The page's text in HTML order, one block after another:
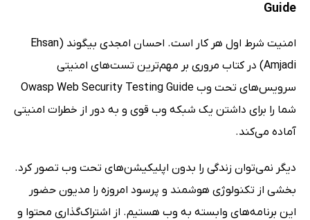
Guide
امنیت شرط اول هر کار است. احسان امجدی بیگوند (Ehsan
Amjadi) در کتاب مروری بر مهم‌ترین تست‌های امنیتی
سرویس‌های تحت وب Owasp Web Security Testing Guide
شما را برای داشتن یک شبکه وب قوی و به دور از خطرات امنیتی
آماده می‌کند.
دیگر نمی‌توان زندگی را بدون اپلیکیشن‌های تحت وب تصور کرد.
بخشی از تکنولوژی هوشمند و پرسود امروزه را مدیون حضور
این برنامه‌های وابسته به وب هستیم. از اشتراک‌گذاری محتوا و